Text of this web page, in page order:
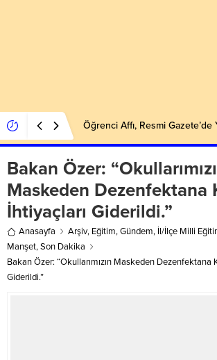
Öğrenci Affı, Resmi Gazete’de
Bakan Özer:
Maskeden Dezenfektana
İhtiyaçları Giderildi.”
Anasayfa Arşiv, Eğitim,Gündem, İl/İlçe Milli
Manşet,Son Dakika
Bakan Özer: “Okullarımızın Maskeden Dezenfektana
Giderildi.”